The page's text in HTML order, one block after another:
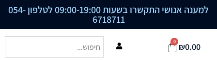
למענה אנושי התקשרו בשעות 09:00-19:00 לטלפון 054-
6718711
₪0.00
0